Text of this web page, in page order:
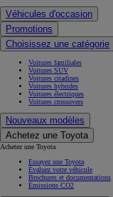
Véhicules d'occasion
Promotions
Choisissez une catégorie
Voitures familiales
Voitures SUV
Voitures citadines
Voitures hybrides
Voitures électriques
Voitures crossovers
Nouveaux modèles
Achetez une Toyota
Achetez une Toyota
Essayez une Toyota
Évaluez votre véhicule
Brochures et documentations
Émissions CO2